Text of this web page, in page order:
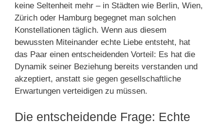
keine Seltenheit mehr – in Städten wie Berlin, Wien,
Zürich oder Hamburg begegnet man solchen
Konstellationen täglich. Wenn aus diesem
bewussten Miteinander echte Liebe entsteht, hat
das Paar einen entscheidenden Vorteil: Es hat die
Dynamik seiner Beziehung bereits verstanden und
akzeptiert, anstatt sie gegen gesellschaftliche
Erwartungen verteidigen zu müssen.
Die entscheidende Frage: Echte